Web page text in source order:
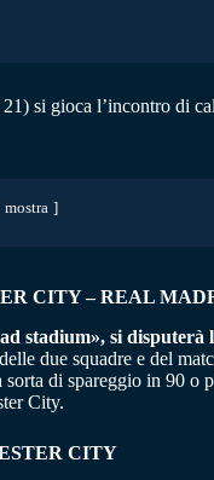
si gioca l’incontro di
mostra
CITY – REAL
stadium», si
due squadre e del
di spareggio in 90
City.
CITY